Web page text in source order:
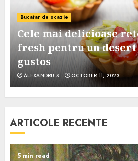
Bucatar de ocazie
Cele mai delicioase
fresh pentru un desert
gustos
ALEXANDRU S. OCTOBER 11, 2023
ARTICOLE RECENTE
5 min read